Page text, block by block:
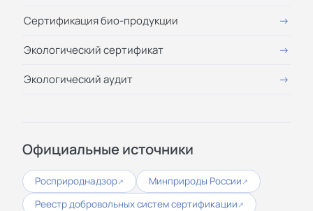
Сертификация био-продукции
Экологический сертификат
Экологический аудит
Официальные источники
Росприроднадзор↗ Минприроды России ↗
Реестр добровольных систем сертификации ↗